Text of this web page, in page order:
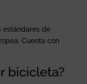
estándares de
Cuenta con
bicicleta?